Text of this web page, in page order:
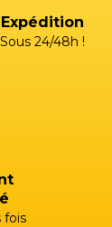
Expédition
Sous 24/48h !
fois